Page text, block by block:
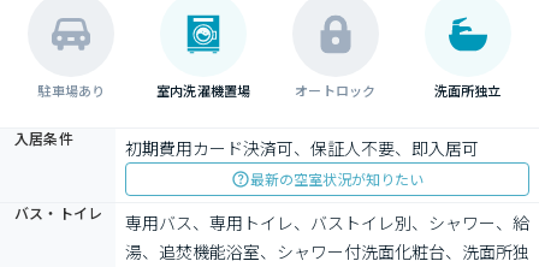
駐車場あり 室内洗濯機置場 オートロック 洗面所独立
入居条件 初期費用カード決済可、保証人不要、即入居可
最新の空室状況が知りたい
バス・トイレ
専用バス、専用トイレ、バストイレ別、シャワー、給
湯、追焚機能浴室、シャワー付洗面化粧台、洗面所独